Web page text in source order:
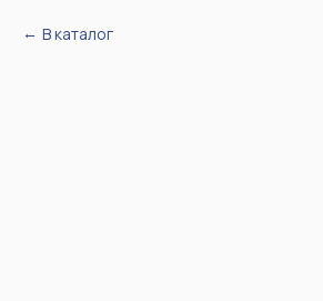
В каталог